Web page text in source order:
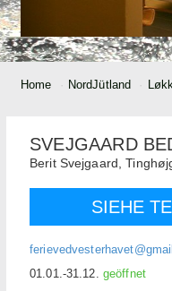
Home NordJütland
SVEJGAARD
Berit Svejgaard,
SIEHE
01.01.-31.12. geöffnet